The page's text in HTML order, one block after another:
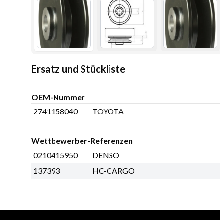
Ersatz und Stückliste
OEM-Nummer
2741158040
TOYOTA
Wettbewerber-Referenzen
0210415950
DENSO
137393
HC-CARGO